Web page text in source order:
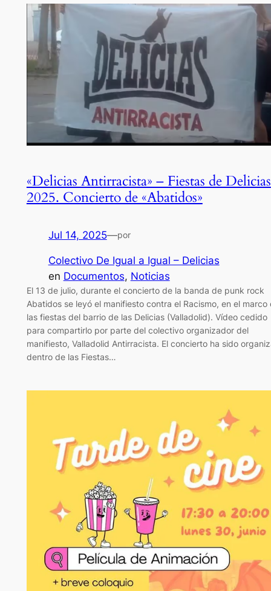
«Delicias Antirracista» – Fiestas de Delicias
2025. Concierto de «Abatidos»
Jul 14, 2025—por
Colectivo De Igual a Igual – Delicias
en Documentos, Noticias
El 13 de julio, durante el concierto de la banda de punk rock
Abatidos se leyó el manifiesto contra el Racismo, en el marco
las fiestas del barrio de las Delicias (Valladolid). Vídeo cedido
para compartirlo por parte del colectivo organizador del
manifiesto, Valladolid Antirracista. El concierto ha sido
dentro de las Fiestas…